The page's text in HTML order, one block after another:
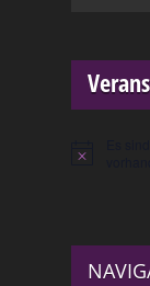
Hinweis